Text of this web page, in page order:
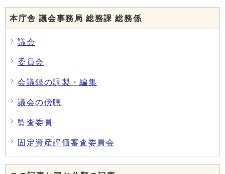
本庁舎 議会事務局 総務課 総務係
議会
委員会
会議録の調製・編集
議会の傍聴
監査委員
固定資産評価審査委員会